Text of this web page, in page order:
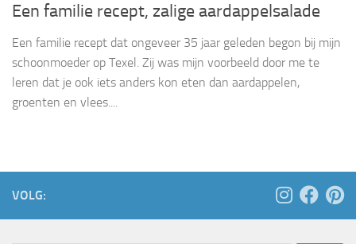
Een familie recept, zalige aardappelsalade
Een familie recept dat ongeveer 35 jaar geleden begon bij mijn
schoonmoeder op Texel. Zij was mijn voorbeeld door me te
leren dat je ook iets anders kon eten dan aardappelen,
groenten en vlees....
VOLG: